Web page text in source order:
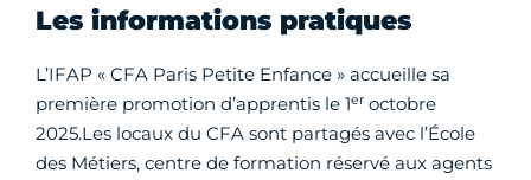
Les informations pratiques
L’IFAP « CFA Paris Petite Enfance » accueille sa
première promotion d’apprentis le 1er octobre
2025.Les locaux du CFA sont partagés avec l’École
des Métiers, centre de formation réservé aux agents